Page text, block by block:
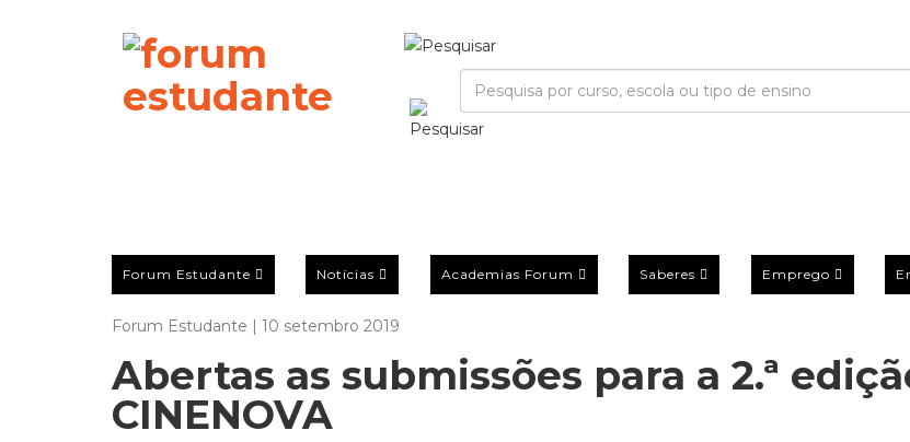
Forum Estudante Notícias Academias Forum Saberes Emprego
Forum Estudante | 10 setembro 2019
Abertas as submissões para a 2.ª
CINENOVA